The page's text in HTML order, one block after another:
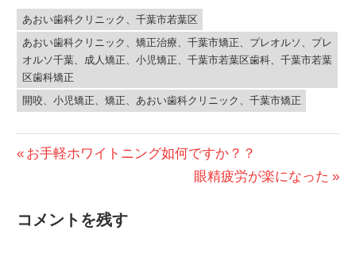
あおい歯科クリニック、千葉市若葉区
あおい歯科クリニック、矯正治療、千葉市矯正、プレオルソ、プレ
オルソ千葉、成人矯正、小児矯正、千葉市若葉区歯科、千葉市若葉
区歯科矯正
開咬、小児矯正、矯正、あおい歯科クリニック、千葉市矯正
投
ナ
前
稿:
お手軽ホワイトニング如何ですか？？
次
眼精疲労が楽になった
コメントを残す